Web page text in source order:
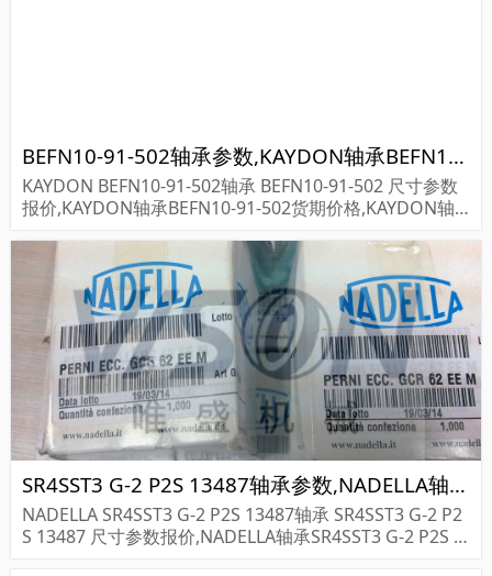
BEFN10-91-502轴承参数,KAYDON轴承BEFN10-91-502重量
KAYDON BEFN10-91-502轴承 BEFN10-91-502 尺寸参数
报价,KAYDON轴承BEFN10-91-502货期价格,KAYDON轴
SR4SST3 G-2 P2S 13487轴承参数,NADELLA轴承SR4SST3 G-2 P2S 13487重量
NADELLA SR4SST3 G-2 P2S 13487轴承 SR4SST3 G-2 P2
S 13487 尺寸参数报价,NADELLA轴承SR4SST3 G-2 P2S 1